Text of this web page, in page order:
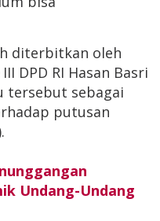
diterbitkan oleh
DPD RI Hasan Basri
tersebut sebagai
putusan
Undang-Undang